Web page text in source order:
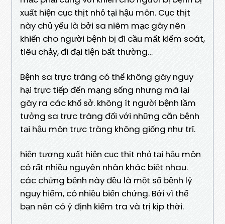
xuất hiện cục thịt nhỏ tại hậu môn. Cục thịt
này chủ yếu là bởi sa niêm mạc gây nên
khiến cho người bệnh bị đi cầu mất kiểm soát,
tiêu chảy, đi đại tiện bất thường…
Bệnh sa trực tràng có thể không gây nguy
hại trực tiếp đến mạng sống nhưng mà lại
gây ra các khổ sở. không ít người bệnh lầm
tưởng sa trực tràng đối với những căn bệnh
tại hậu môn trực tràng không giống như trĩ.
hiện tượng xuất hiện cục thịt nhỏ tại hậu môn
có rất nhiều nguyên nhân khác biệt nhau.
các chứng bệnh này đều là một số bệnh lý
nguy hiểm, có nhiều biến chứng. Bởi vì thế
bạn nên có ý định kiểm tra và trị kịp thời.